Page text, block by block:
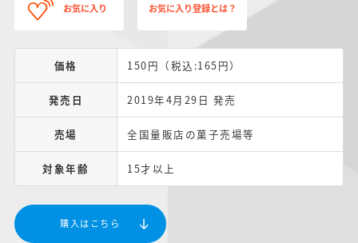
お気に入り お気に入り登録とは？
価格 150円（税込:165円）
発売日 2019年4月29日 発売
売場 全国量販店の菓子売場等
対象年齢 15才以上
購入はこちら